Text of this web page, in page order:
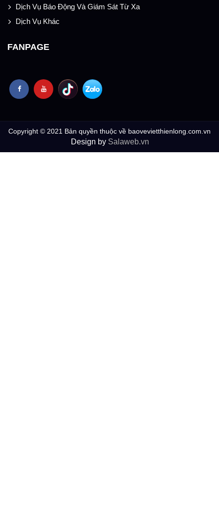
Dịch Vụ Báo Động Và Giám Sát Từ Xa
Dịch Vụ Khác
FANPAGE
Copyright © 2021 Bản quyền thuộc về baovevietthienlong.com.vn
Design by Salaweb.vn